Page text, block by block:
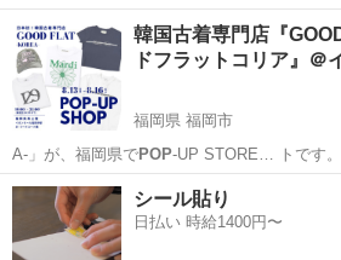
…栃木 宇都宮市 フリーマーケット
韓国古着専門店『
ドフラットコリア』＠
福岡県 福岡市
A-」が、福岡県でPOP
…福岡 福岡市 フリーマーケット
シール貼り
日払い 時給1400円〜